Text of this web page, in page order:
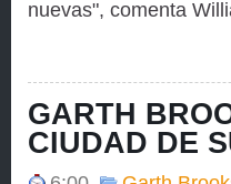
nuevas", comenta
GARTH
CIUDAD DE